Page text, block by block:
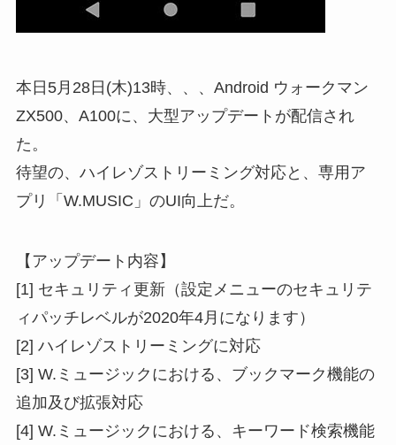
本日5月28日(木)13時、、、Android ウォークマン
ZX500、A100に、大型アップデートが配信され
た。
待望の、ハイレゾストリーミング対応と、専用ア
プリ「W.MUSIC」のUI向上だ。
【アップデート内容】
[1] セキュリティ更新（設定メニューのセキュリテ
ィパッチレベルが2020年4月になります）
[2] ハイレゾストリーミングに対応
[3] W.ミュージックにおける、ブックマーク機能の
追加及び拡張対応
[4] W.ミュージックにおける、キーワード検索機能